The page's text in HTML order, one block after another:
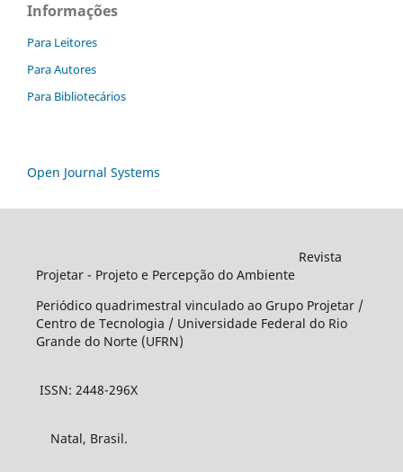
Informações
Para Leitores
Para Autores
Para Bibliotecários
Open Journal Systems
Revista
Projetar - Projeto e Percepção do Ambiente
Periódico quadrimestral vinculado ao Grupo Projetar /
Centro de Tecnologia / Universidade Federal do Rio
Grande do Norte (UFRN)
ISSN: 2448-296X
Natal, Brasil.